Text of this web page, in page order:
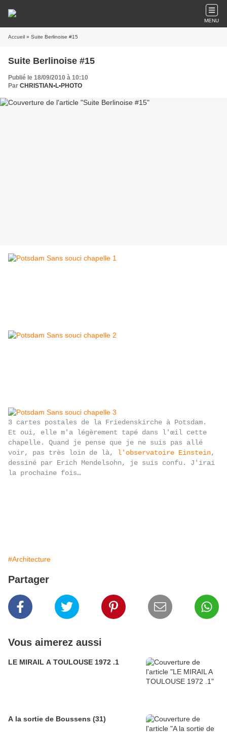
MENU
Accueil » Suite Berlinoise #15
Suite Berlinoise #15
Publié le 18/09/2010 à 10:10
Par CHRISTIAN•L•PHOTO
3 cartes postales de la Friedenskirche à Potsdam.
Et oui, elle m'a légèrement tapé dans l'œil cette
chapelle. Quand je pense que je ne suis pas allé
voir, pas très loin de là, l'observatoire Einstein,
dessiné par Erich Mendelsohn, je suis confu. J'irai
la prochaine fois…
#Architecture
Partager
Vous aimerez aussi
LE MIRAIL A TOULOUSE 1972 .1
A la sortie de Boussens (31)